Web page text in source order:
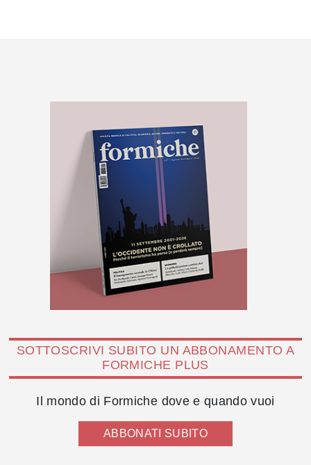
SOTTOSCRIVI SUBITO UN ABBONAMENTO A
FORMICHE PLUS
Il mondo di Formiche dove e quando vuoi
ABBONATI SUBITO